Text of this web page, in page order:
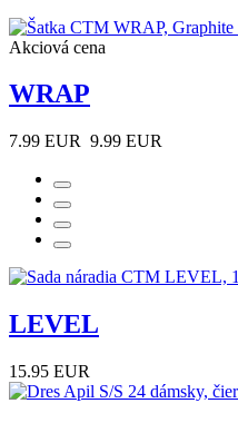
Akciová cena
WRAP
7.99 EUR 9.99 EUR
LEVEL
15.95 EUR